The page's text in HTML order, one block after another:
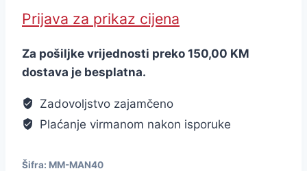
Prijava za prikaz cijena
Za pošiljke vrijednosti preko 150,00 KM
dostava je besplatna.
Zadovoljstvo zajamčeno
Plaćanje virmanom nakon isporuke
Šifra: MM-MAN40